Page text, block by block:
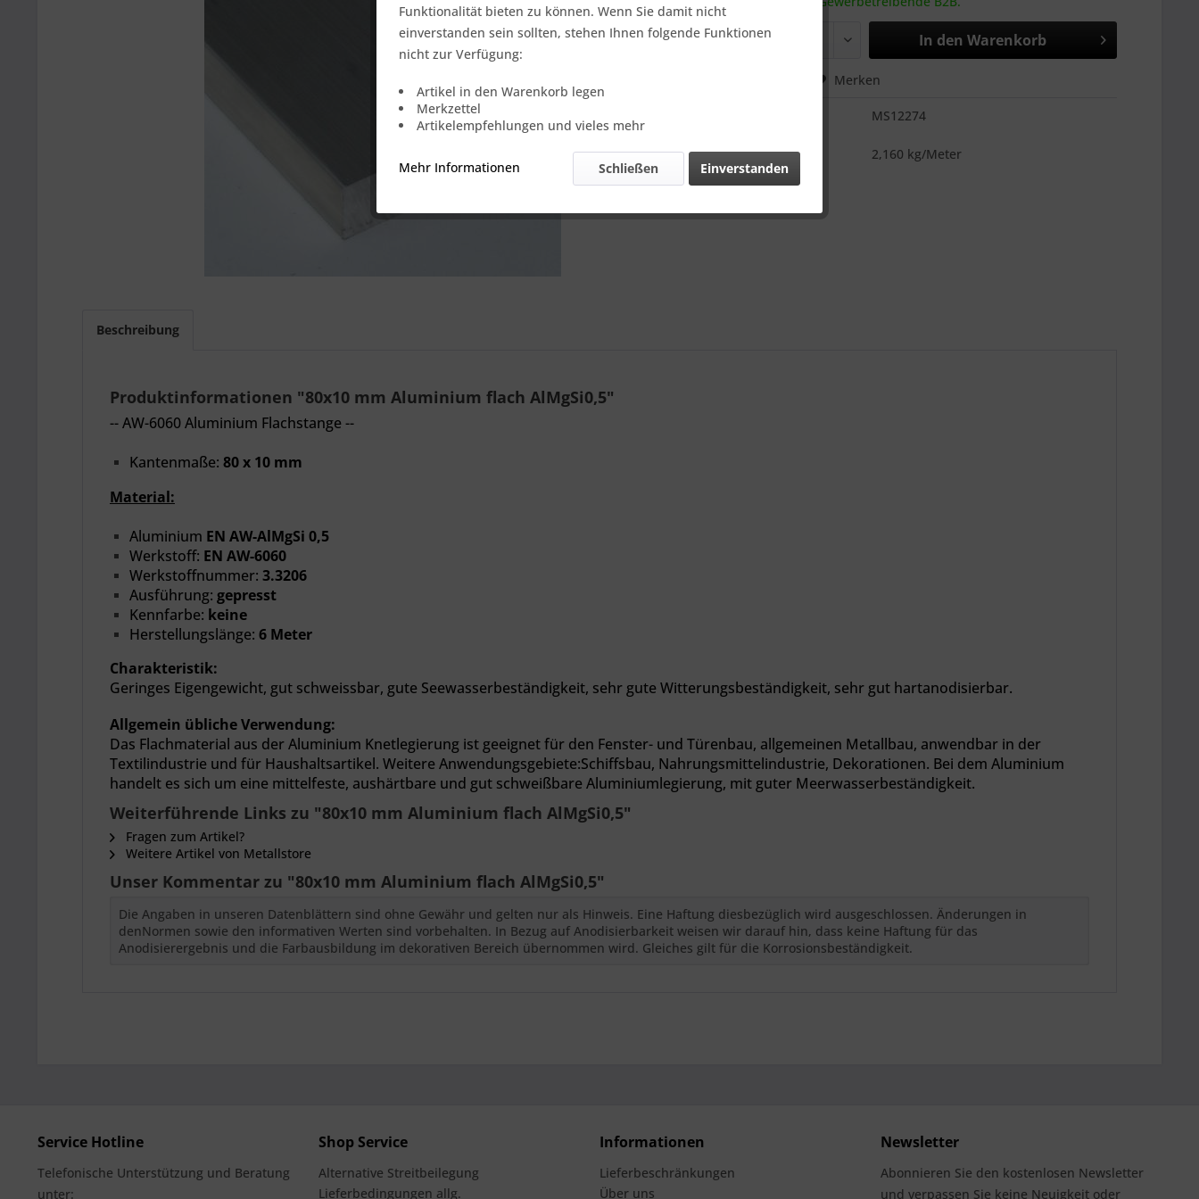
In den Warenkorb
Merken
MS12274
Gewicht::
2,160 kg/Meter
Beschreibung
Produktinformationen "80x10 mm Aluminium flach AlMgSi0,5"
-- AW-6060 Aluminium Flachstange --
Kantenmaße: 80 x 10 mm
Material:
Aluminium EN AW-AlMgSi 0,5
Werkstoff: EN AW-6060
Werkstoffnummer: 3.3206
Ausführung: gepresst
Kennfarbe: keine
Herstellungslänge: 6 Meter
Charakteristik:
Geringes Eigengewicht, gut schweissbar, gute Seewasserbeständigkeit, sehr gute Witterungsbeständigkeit, sehr gut hartanodisierbar.
Allgemein übliche Verwendung:
Das Flachmaterial aus der Aluminium Knetlegierung ist geeignet für den Fenster- und Türenbau, allgemeinen Metallbau, anwendbar in der
Textilindustrie und für Haushaltsartikel. Weitere Anwendungsgebiete:Schiffsbau, Nahrungsmittelindustrie, Dekorationen. Bei dem Aluminium
handelt es sich um eine mittelfeste, aushärtbare und gut schweißbare Aluminiumlegierung, mit guter Meerwasserbeständigkeit.
Weiterführende Links zu "80x10 mm Aluminium flach AlMgSi0,5"
Fragen zum Artikel?
Weitere Artikel von Metallstore
Unser Kommentar zu "80x10 mm Aluminium flach AlMgSi0,5"
Die Angaben in unseren Datenblättern sind ohne Gewähr und gelten nur als Hinweis. Eine Haftung diesbezüglich wird ausgeschlossen. Änderungen in
denNormen sowie den informativen Werten sind vorbehalten. In Bezug auf Anodisierbarkeit weisen wir darauf hin, dass keine Haftung für das
Anodisierergebnis und die Farbausbildung im dekorativen Bereich übernommen wird. Gleiches gilt für die Korrosionsbeständigkeit.
Service Hotline
Telefonische Unterstützung und Beratung
unter:
Shop Service
Alternative Streitbeilegung
Lieferbedingungen allg.
Informationen
Lieferbeschränkungen
Über uns
Newsletter
Abonnieren Sie den kostenlosen Newsletter
und verpassen Sie keine Neuigkeit oder
Funktionalität bieten zu können. Wenn Sie damit nicht
einverstanden sein sollten, stehen Ihnen folgende Funktionen
nicht zur Verfügung:
Artikel in den Warenkorb legen
Merkzettel
Artikelempfehlungen und vieles mehr
Mehr Informationen Einverstanden
Schließen